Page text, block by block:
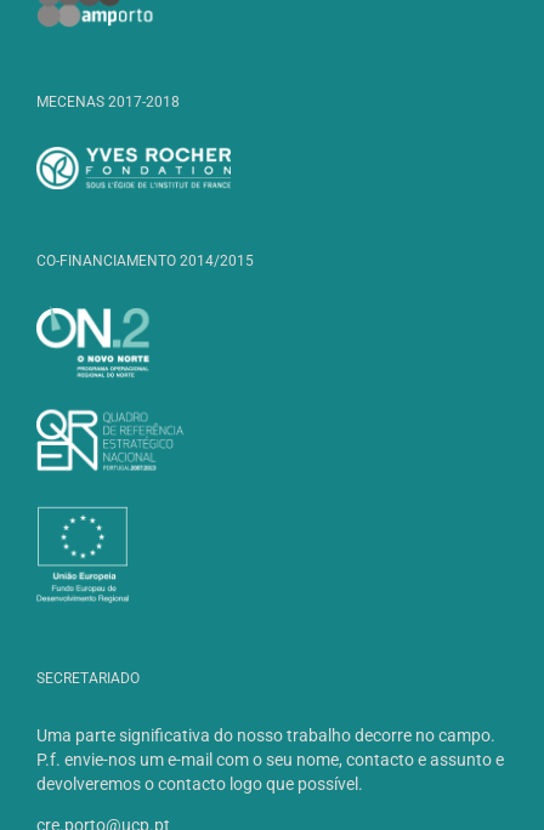
MECENAS 2017-2018
CO-FINANCIAMENTO 2014/2015
SECRETARIADO
Uma parte significativa do nosso trabalho decorre no campo.
P.f. envie-nos um e-mail com o seu nome, contacto e assunto e
devolveremos o contacto logo que possível.
cre.porto@ucp.pt